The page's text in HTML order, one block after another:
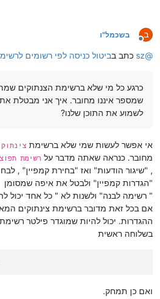
ב
מנותק
בשכמל"ו
@
sz כתב בביטול כניסה לפי רשומים
כרגע כל מי שלא ברשימת הצנתוקים
שמספר איננו מחובר. איך אני מבטלת
לשמוע את התוכן שלנו?
אי אפשר לעשות שמי שלא ברשימת
מחובר. כנראה שאתה מדבר על רשימת
, "שיגור הודעות" ואז "בחירת קמפיין" ,
"הגדרות קמפיין" ולבטל את איפה שמסומן
" רשימה לבנה" ולשנות לא " כל אחד יכול
אם בכל זאת מדובר ברשימת צינתוקים
ההגדרות. יכול להיות שמוגדר פילטר
בשלוחה ראשית
ואם כן תמחק.